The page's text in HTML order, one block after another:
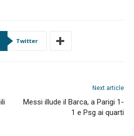
Twitter
Next article
Messi illude il Barca, a Parigi 1-
1 e Psg ai quarti